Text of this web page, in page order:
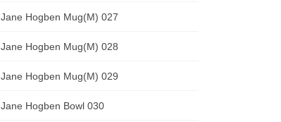
Jane Hogben Mug(M) 027
Jane Hogben Mug(M) 028
Jane Hogben Mug(M) 029
Jane Hogben Bowl 030